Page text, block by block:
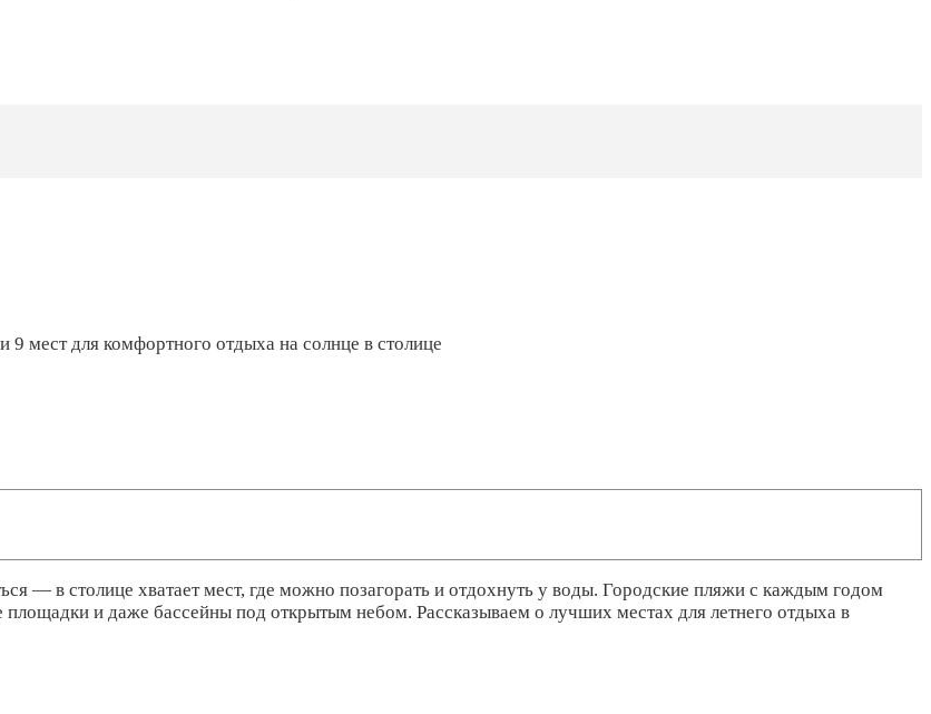
мест для комфортного отдыха на солнце в столице
— в столице хватает мест, где можно позагорать и отдохнуть у воды. Городские пляжи с каждым годом
площадки и даже бассейны под открытым небом. Рассказываем о лучших местах для летнего отдыха в